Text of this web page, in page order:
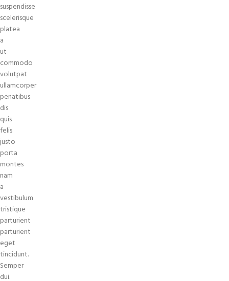
suspendisse
scelerisque
platea
a
ut
commodo
volutpat
ullamcorper
penatibus
dis
quis
felis
justo
porta
montes
nam
a
vestibulum
tristique
parturient
parturient
eget
tincidunt.
Semper
dui.